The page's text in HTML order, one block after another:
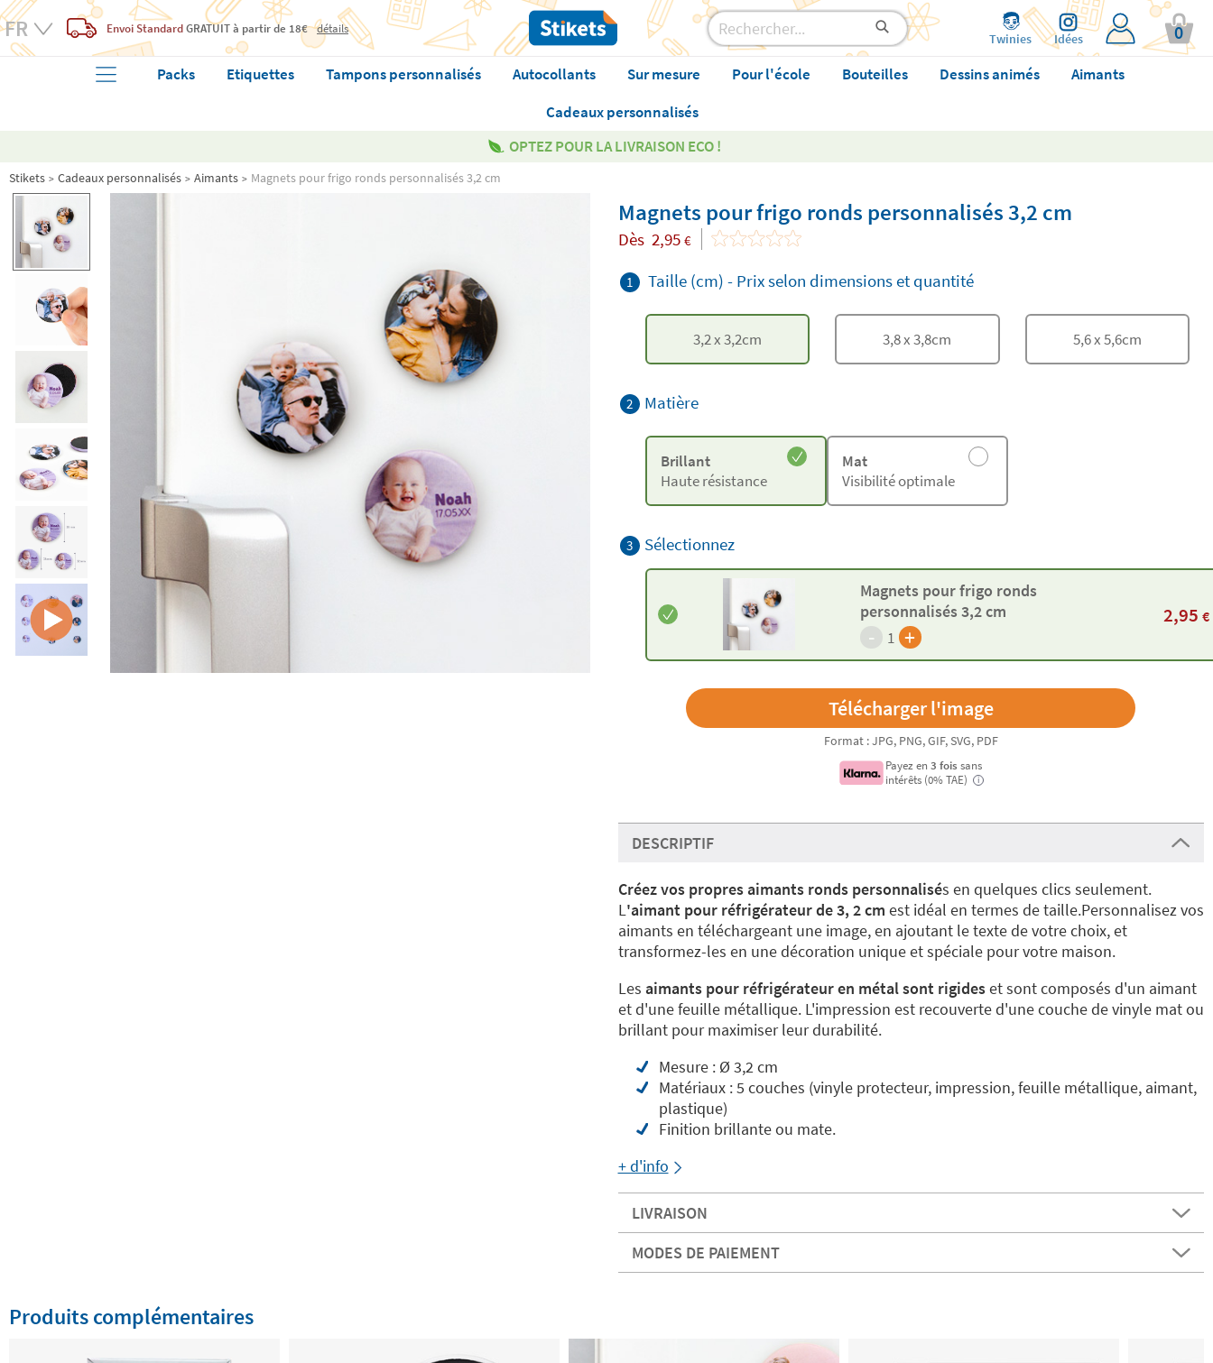
Envoi StandardGRATUITà partir de 18€ détails
Twinies Idées 0
Packs Etiquettes Tampons personnalisés Autocollants Sur mesure Pour l'école Bouteilles Dessins animés
Aimants
Cadeaux personnalisés
OPTEZ POUR LA LIVRAISON ECO !
Stikets Cadeaux personnalisés Aimants Magnets pour frigo ronds personnalisés 3,2 cm
Magnets pour frigo ronds personnalisés 3,2 cm
Dès 2,95 €
1 Taille (cm) - Prix selon dimensions et quantité
3,2x3,2cm 3,8x3,8cm 5,6x5,6cm
2 Matière
Brillant
Haute résistance
Mat
Visibilité optimale
3 Sélectionnez
Magnets pour frigo ronds
personnalisés 3,2 cm
- 1 +
2,95 €
Format : JPG, PNG, GIF, SVG, PDF
Payez en 3 fois sans
intérêts (0% TAE)
i
DESCRIPTIF
Créez vos propres aimants ronds personnalisés en quelques clics seulement.
L 'aimant pour réfrigérateur de 3, 2 cm est idéal en termes de taille.Personnalisez vos
aimants en téléchargeant une image, en ajoutant le texte de votre choix, et
transformez-les en une décoration unique et spéciale pour votre maison.
Les aimants pour réfrigérateur en métal sont rigideset sont composés d'un aimant
et d'une feuille métallique. L'impression est recouverte d'une couche de vinyle mat ou
brillant pour maximiser leur durabilité.
Mesure : Ø 3,2 cm
Matériaux : 5 couches (vinyle protecteur, impression, feuille métallique, aimant,
plastique)
Finition brillante ou mate.
+ d'info
LIVRAISON
MODES DE PAIEMENT
Produits complémentaires